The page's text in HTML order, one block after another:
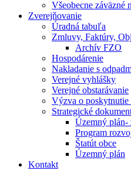
Všeobecne záväzné
Zverejňovanie
Úradná tabuľa
Zmluvy, Faktúry,
Archív FZO
Hospodárenie
Nakladanie s
Verejné vyhlášky
Verejné obstarávanie
Výzva o
Strategické
Územný
Program
Štatút obce
Územný plán
Kontakt